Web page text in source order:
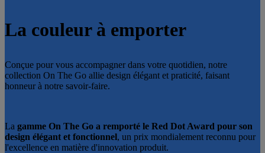
La couleur à emporter
Conçue pour vous accompagner dans votre quotidien, notre
collection On The Go allie design élégant et praticité, faisant
honneur à notre savoir-faire.
La gamme On The Go a remporté le Red Dot Award pour son
design élégant et fonctionnel, un prix mondialement reconnu pour
l'excellence en matière d'innovation produit.